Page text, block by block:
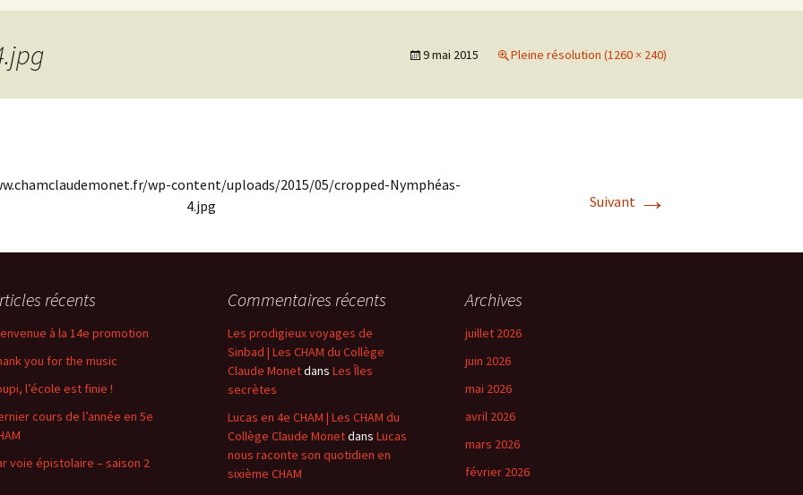
9 mai 2015 Pleine résolution (1260 × 240)
Suivant →
wp-content/uploads/2015/05/cropped-Nymphéas-
4.jpg
récents
à la 14e promotion
you for the music
l’école est finie !
cours de l’année en 5e
voie épistolaire – saison 2
Commentaires récents
Les prodigieux voyages de
Sinbad | Les CHAM du Collège
Claude Monetdans Les Îles
secrètes
Lucas en 4e CHAM | Les CHAM du
Collège Claude Monetdans Lucas
nous raconte son quotidien en
sixième CHAM
Archives
juillet 2026
juin 2026
mai 2026
avril 2026
mars 2026
février 2026